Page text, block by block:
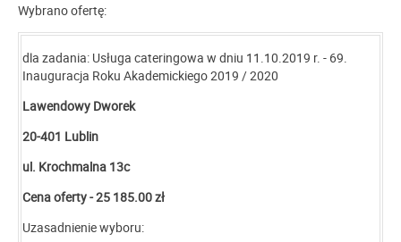
Wybrano ofertę:
dla zadania: Usługa cateringowa w dniu 11.10.2019 r. - 69.
Inauguracja Roku Akademickiego 2019 / 2020
Lawendowy Dworek
20-401 Lublin
ul. Krochmalna 13c
Cena oferty -25 185.00 zł
Uzasadnienie wyboru: